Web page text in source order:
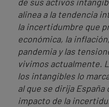
alinea a la tendencia
la incertidumbre que
económica, la
pandemia y las
vivimos actualmente.
los intangibles lo
al que se dirija España
impacto de la